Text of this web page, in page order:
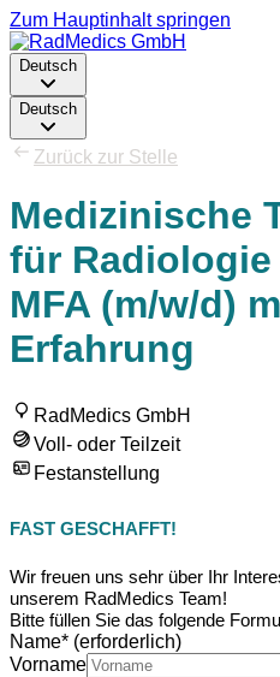
Zum Hauptinhalt springen
Deutsch
Deutsch
Zurück zur Stelle
Medizinische
für
MFA (m/w/d)
Erfahrung
RadMedics GmbH
Voll- oder Teilzeit
Festanstellung
FAST GESCHAFFT!
Wir freuen uns sehr über Ihr
unserem RadMedics Team!
Bitte füllen Sie das folgende
Name* (erforderlich)
Vorname